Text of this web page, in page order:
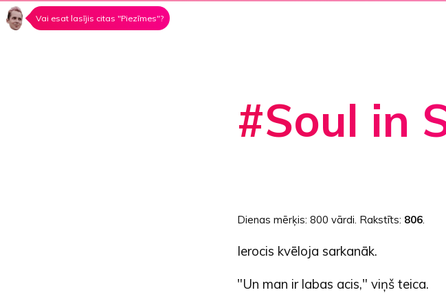
Vai esat lasījis citas "Piezīmes"?
#Soul in
Dienas mērķis: 800 vārdi . Rakstīts: 806.
Ierocis kvēloja sarkanāk.
"Un man ir labas acis," viņš teica.